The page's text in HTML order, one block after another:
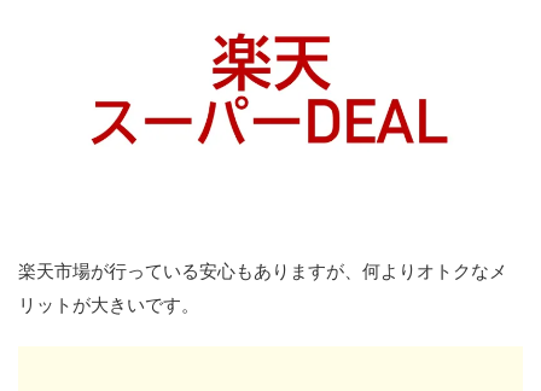
楽天市場が行っている安心もありますが、何よりオトクなメ
リットが大きいです。